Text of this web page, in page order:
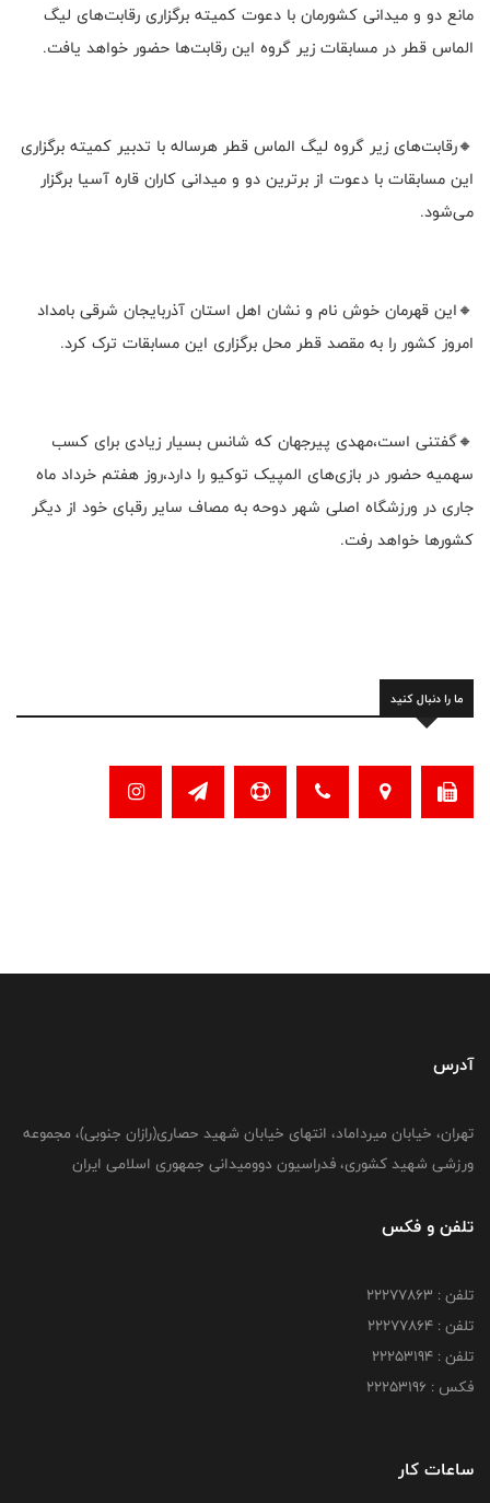
مانع دو و میدانی کشورمان با دعوت کمیته برگزاری رقابت‌های لیگ
الماس قطر در مسابقات زیر گروه این رقابت‌ها حضور خواهد یافت.
🔸رقابت‌های زیر گروه لیگ الماس قطر هرساله با تدبیر کمیته برگزاری
این مسابقات با دعوت از برترین دو و میدانی کاران قاره آسیا برگزار
می‌شود.
🔸این قهرمان خوش نام و نشان اهل استان آذربایجان شرقی بامداد
امروز کشور را به مقصد قطر محل برگزاری این مسابقات ترک کرد.
🔸گفتنی است،مهدی پیرجهان که شانس بسیار زیادی برای کسب
سهمیه حضور در بازی‌های المپیک توکیو را دارد،روز هفتم خرداد ماه
جاری در ورزشگاه اصلی شهر دوحه به مصاف سایر رقبای خود از دیگر
کشورها خواهد رفت.
ما را دنبال کنید
آدرس
تهران، خیابان میرداماد، انتهای خیابان شهید حصاری(رازان جنوبی)، مجموعه
ورزشی شهید کشوری، فدراسیون دوومیدانی جمهوری اسلامی ایران
تلفن و فکس
تلفن : 22277863
تلفن : 22277864
تلفن : 22253194
فکس : 22253196
ساعات کار